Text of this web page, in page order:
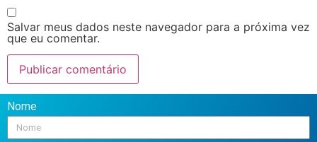
Salvar meus dados neste navegador para a próxima vez
que eu comentar.
Nome